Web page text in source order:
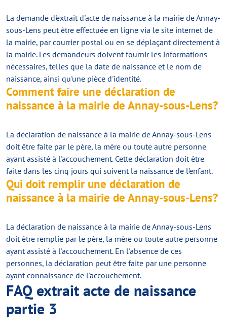
La demande d'extrait d'acte de naissance à la mairie de Annay-
sous-Lens peut être effectuée en ligne via le site internet de
la mairie, par courrier postal ou en se déplaçant directement à
la mairie. Les demandeurs doivent fournir les informations
nécessaires, telles que la date de naissance et le nom de
naissance, ainsi qu'une pièce d'identité.
Comment faire une déclaration de
naissance à la mairie de Annay-sous-Lens?
La déclaration de naissance à la mairie de Annay-sous-Lens
doit être faite par le père, la mère ou toute autre personne
ayant assisté à l'accouchement. Cette déclaration doit être
faite dans les cinq jours qui suivent la naissance de l'enfant.
Qui doit remplir une déclaration de
naissance à la mairie de Annay-sous-Lens?
La déclaration de naissance à la mairie de Annay-sous-Lens
doit être remplie par le père, la mère ou toute autre personne
ayant assisté à l'accouchement. En l'absence de ces
personnes, la déclaration peut être faite par une personne
ayant connaissance de l'accouchement.
FAQ extrait acte de naissance
partie 3